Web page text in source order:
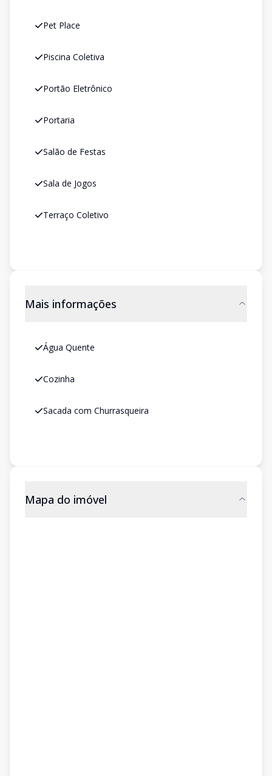
Pet Place
Piscina Coletiva
Portão Eletrônico
Portaria
Salão de Festas
Sala de Jogos
Terraço Coletivo
Mais informações
Água Quente
Cozinha
Sacada com Churrasqueira
Mapa do imóvel